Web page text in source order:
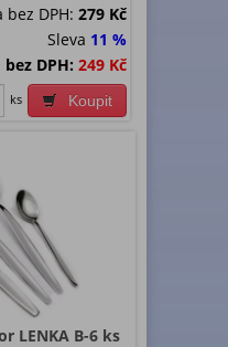
DPH: 279 Kč
Sleva 11 %
bez DPH: 249 Kč
Koupit
ks
LENKA B-6 ks